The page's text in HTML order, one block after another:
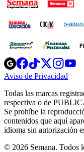
Opens
in
new
Opens
in
new
Opens
in
new
window
Opens
new
Aviso de Privacidad
new
Todas las marcas
respectiva o de
Se prohíbe la
contenidos que aquí
idioma sin autorización
© 2026 Semana. Todos